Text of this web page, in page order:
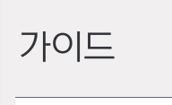
가이드